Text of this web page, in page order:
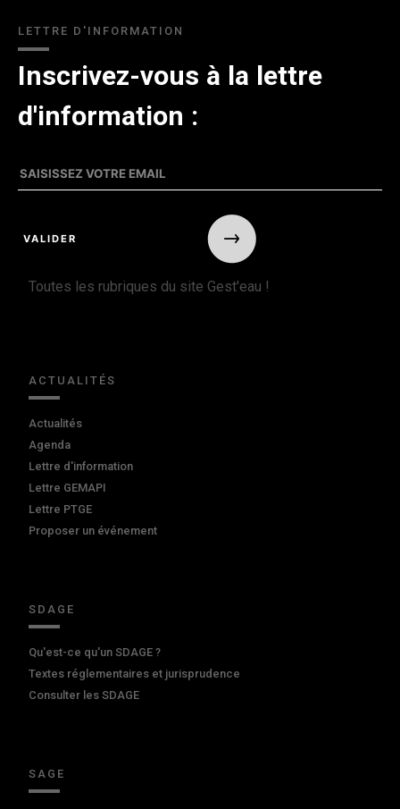
LETTRE D'INFORMATION
Inscrivez-vous à la lettre
d'information :
Toutes les rubriques du site Gest'eau !
ACTUALITÉS
Actualités
Agenda
Lettre d'information
Lettre GEMAPI
Lettre PTGE
Proposer un événement
SDAGE
Qu'est-ce qu'un SDAGE ?
Textes réglementaires et jurisprudence
Consulter les SDAGE
SAGE